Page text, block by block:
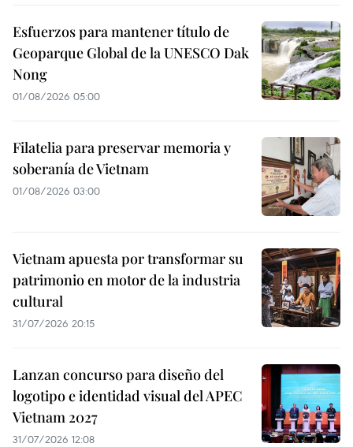
Esfuerzos para mantener título de
Geoparque Global de la UNESCO Dak
Nong
01/08/2026 05:00
Filatelia para preservar memoria y
soberanía de Vietnam
01/08/2026 03:00
Vietnam apuesta por transformar su
patrimonio en motor de la industria
cultural
31/07/2026 20:15
Lanzan concurso para diseño del
logotipo e identidad visual del APEC
Vietnam 2027
31/07/2026 12:08